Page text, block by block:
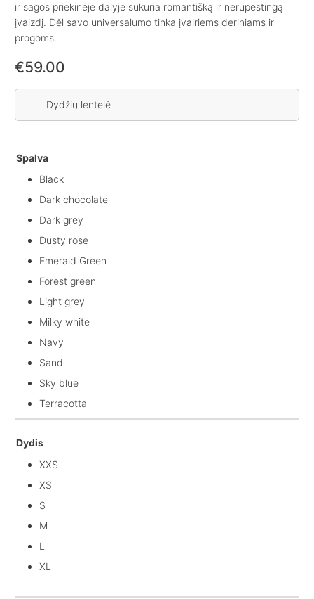
ir sagos priekinėje dalyje sukuria romantišką ir nerūpestingą
įvaizdį. Dėl savo universalumo tinka įvairiems deriniams ir
progoms.
€59.00
Dydžių lentelė
Spalva
Black
Dark chocolate
Dark grey
Dusty rose
Emerald Green
Forest green
Light grey
Milky white
Navy
Sand
Sky blue
Terracotta
Dydis
XXS
XS
S
M
L
XL